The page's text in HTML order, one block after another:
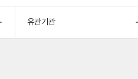
유관기관